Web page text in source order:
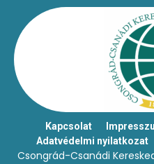
Kapcsolat
Adatvédelmi nyilatkozat
Csongrád-Csanádi